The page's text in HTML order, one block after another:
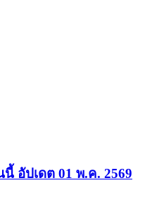
อัปเดต 01 พ.ค. 2569